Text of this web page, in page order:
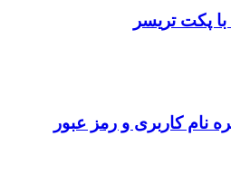
پکت تریسر
نام کاربری و رمز عبور